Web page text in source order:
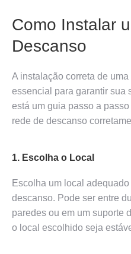
Como Instalar
Descanso
A instalação correta de
essencial para garantir sua
está um guia passo a
rede de descanso
1. Escolha o Local
Escolha um local
descanso. Pode ser entre
paredes ou em um suporte
o local escolhido seja